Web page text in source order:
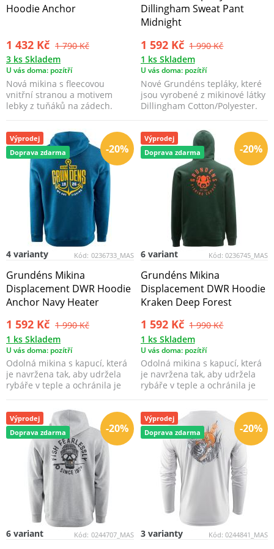
Hoodie Anchor
1 432 Kč 1 790 Kč
3 ks Skladem
U vás doma: pozítří
Nová mikina s fleecovou
vnitřní stranou a motivem
lebky z tuňáků na zádech.
Dillingham Sweat Pant
Midnight
1 592 Kč 1 990 Kč
1 ks Skladem
U vás doma: pozítří
Nové Grundéns tepláky, které
jsou vyrobené z mikinové látky
Dillingham Cotton/Polyester.
-20%
Výprodej
Doprava zdarma
Kód: 0236733_MAS
4 varianty
Grundéns Mikina
Displacement DWR Hoodie
Anchor Navy Heater
1 592 Kč 1 990 Kč
1 ks Skladem
U vás doma: pozítří
Odolná mikina s kapucí, která
je navržena tak, aby udržela
rybáře v teple a ochránila je
-20%
Výprodej
Doprava zdarma
Kód: 0236745_MAS
6 variant
Grundéns Mikina
Displacement DWR Hoodie
Kraken Deep Forest
1 592 Kč 1 990 Kč
1 ks Skladem
U vás doma: pozítří
Odolná mikina s kapucí, která
je navržena tak, aby udržela
rybáře v teple a ochránila je
-20%
Výprodej
Doprava zdarma
Kód: 0244707_MAS
6 variant
-20%
Výprodej
Doprava zdarma
Kód: 0244841_MAS
3 varianty